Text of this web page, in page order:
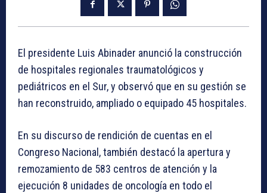
El presidente Luis Abinader anunció la construcción
de hospitales regionales traumatológicos y
pediátricos en el Sur, y observó que en su gestión se
han reconstruido, ampliado o equipado 45 hospitales.
En su discurso de rendición de cuentas en el
Congreso Nacional, también destacó la apertura y
remozamiento de 583 centros de atención y la
ejecución 8 unidades de oncología en todo el